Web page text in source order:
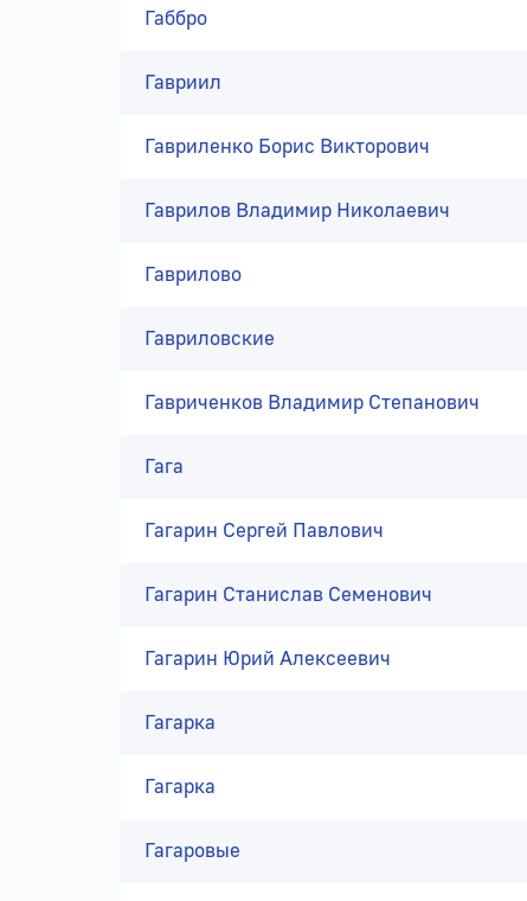
Габбро
Гавриил
Гавриленко Борис Викторович
Гаврилов Владимир Николаевич
Гаврилово
Гавриловские
Гавриченков Владимир Степанович
Гага
Гагарин Сергей Павлович
Гагарин Станислав Семенович
Гагарин Юрий Алексеевич
Гагарка
Гагарка
Гагаровые